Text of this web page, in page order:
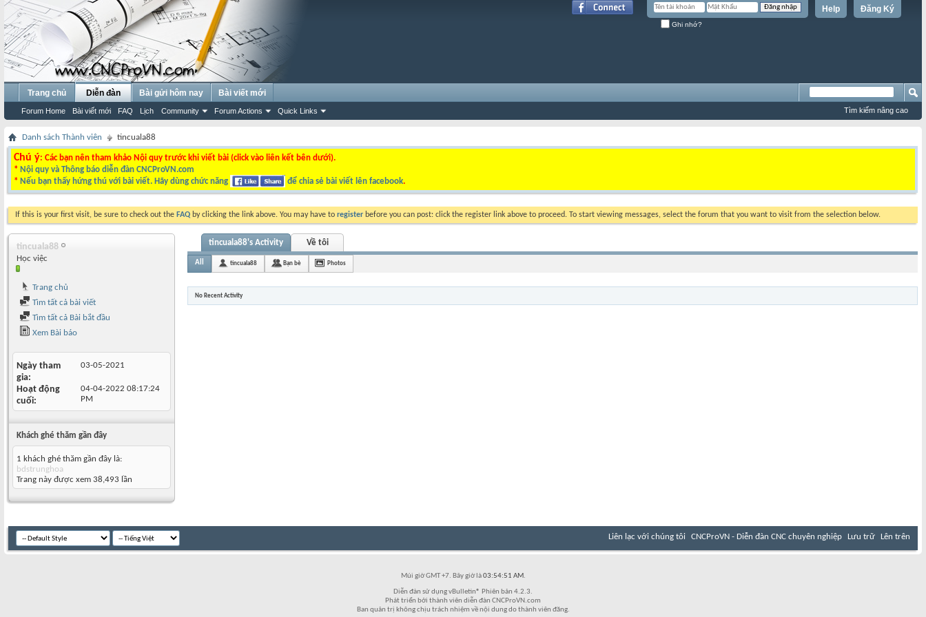
Đăng Ký
Help
Ghi nhớ?
Trang chủ Diễn đàn
Forum Home Bài viết mới FAQ Lịch Community Forum Actions Quick Links
Bài gửi hôm nay Bài viết mới
Tìm kiếm nâng cao
Danh sách Thành viên tincuala88
Chú ý: Các bạn nên tham khảo Nội quy trước khi viết bài (click vào liên kết bên dưới).
* Nội quy và Thông báo diễn đàn CNCProVN.com
* Nếu bạn thấy hứng thú với bài viết. Hãy dùng chức năng để chia sẻ bài viết lên facebook.
If this is your first visit, be sure to check out the FAQ by clicking the link above. You may have to register before you can post: click the register link above to proceed. To start viewing messages, select the forum that you want to visit from the selection below.
tincuala88
Học việc
Trang chủ
Tìm tất cả bài viết
Tìm tất cả Bài bắt đầu
Xem Bài báo
Ngày tham
gia
03-05-2021
Hoạt động
cuối
04-04-2022 08:17:24
PM
Khách ghé thăm gần đây
1 khách ghé thăm gần đây là:
bdstrunghoa
Trang này được xem 38,493 lần
tincuala88's Activity Về tôi
All tincuala88 Bạn bè Photos
No Recent Activity
Liên lạc với chúng tôi CNCProVN - Diễn đàn CNC chuyên nghiệp Lưu trữ Lên trên
Múi giờ GMT +7. Bây giờ là03:54:51 AM.
Diễn đàn sử dụng vBulletin® Phiên bản 4.2.3.
Phát triển bởi thành viên diễn đàn CNCProVN.com
Ban quản trị không chịu trách nhiệm về nội dung do thành viên đăng.